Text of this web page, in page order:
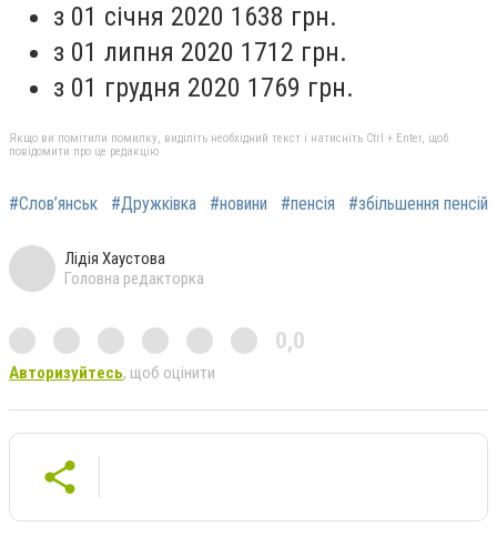
з 01 січня 2020 1638 гpн.
з 01 липня 2020 1712 гpн.
з 01 грудня 2020 1769 грн.
Якщо ви помітили помилку, виділіть необхідний текст і натисніть Ctrl + Enter, щоб
повідомити про це редакцію
#Слов’янськ #Дружківка #новини #пенсія #збільшення пенсій
Лідія Хаустова
Головна редакторка
0,0
Авторизуйтесь, щоб оцінити